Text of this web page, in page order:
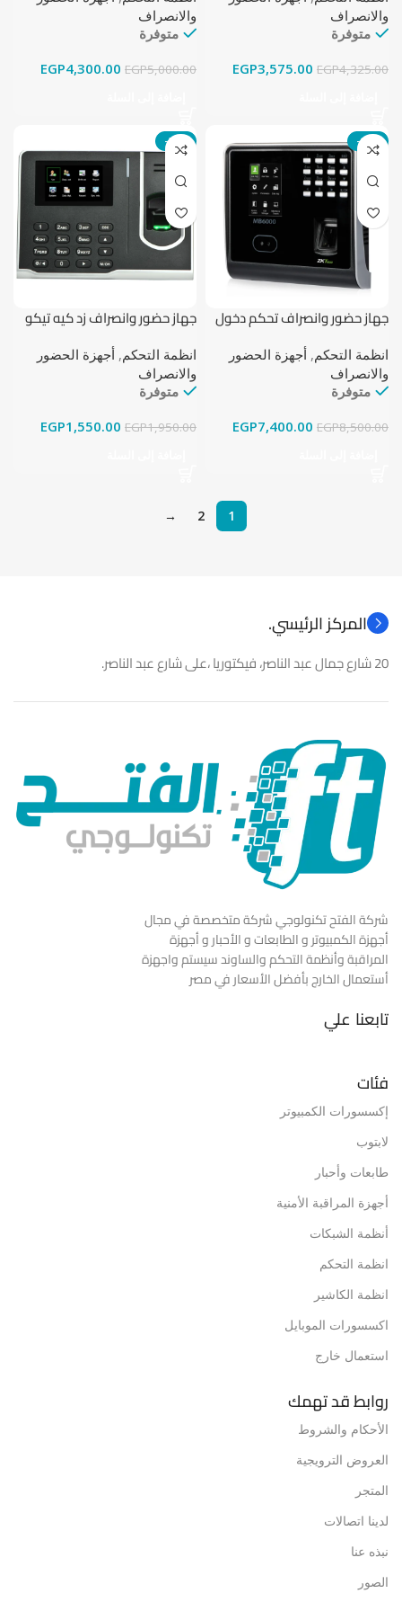
والانصراف
متوفرة
EGP4,325.00
EGP3,575.00
ببطارية داخلية
والانصراف
متوفرة
EGP5,000.00
EGP4,300.00
-13%
جهاز حضور وانصراف تحكم دخول
الوجه والإصبع والكارت
انظمة التحكم, أجهزة الحضور
والانصراف
متوفرة
EGP8,500.00
EGP7,400.00
-21%
جهاز حضور وانصراف زد كيه تيكو
انظمة التحكم, أجهزة الحضور
والانصراف
متوفرة
EGP1,950.00
EGP1,550.00
1
2
→
المركز الرئيسي.
20 شارع جمال عبد الناصر، فيكتوريا ،على شارع عبد الناصر.
شركة الفتح تكنولوجي شركة متخصصة في مجال
أجهزة الكمبيوتر و الطابعات و الأحبار و أجهزة
المراقبة وأنظمة التحكم والساوند سيستم واجهزة
أستعمال الخارج بأفضل الأسعار في مصر
تابعنا علي
فئات
إكسسورات الكمبيوتر
لابتوب
طابعات وأحبار
أجهزة المراقبة الأمنية
أنظمة الشبكات
انظمة التحكم
انظمة الكاشير
اكسسورات الموبايل
استعمال خارج
روابط قد تهمك
الأحكام والشروط
العروض الترويجية
المتجر
لدينا اتصالات
نبذه عنا
الصور